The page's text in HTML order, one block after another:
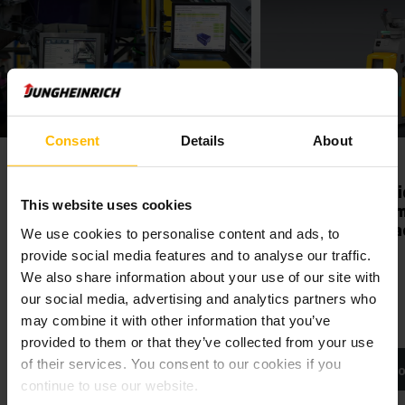
Consent Details About
This website uses cookies
We use cookies to personalise content and ads, to
provide social media features and to analyse our traffic.
We also share information about your use of our site with
our social media, advertising and analytics partners who
may combine it with other information that you’ve
provided to them or that they’ve collected from your use
of their services. You consent to our cookies if you
continue to use our website.
Βέλτιστη δικτύωση
interface
Εύκολη ψηφιοποίηση και δικτύωση:
το Jungheinrich logistics interface
εξασφαλίζει βέλτιστη επικοινωνία
μεταξύ μηχανημάτων,
εγκαταστάσεων και λογισμικού.
ΜΆΘΕΤΕ ΠΕΡΙΣΣΌΤΕΡΑ
EKS 215a
Automated
Vehicle
Supported
ΜΆΘΕΤΕ